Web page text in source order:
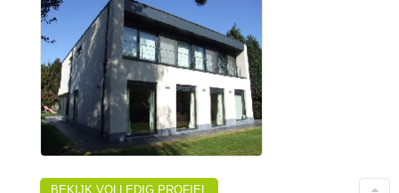
BEKIJK VOLLEDIG PROFIEL